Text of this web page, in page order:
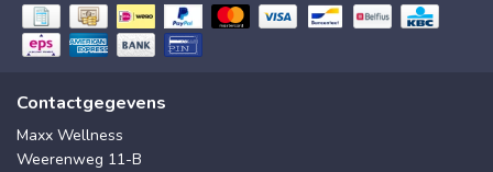
Contactgegevens
Maxx Wellness
Weerenweg 11-B